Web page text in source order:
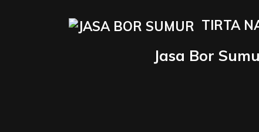
TIRTA
Jasa Bor